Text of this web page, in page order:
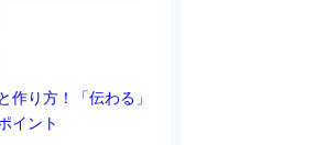
作り方！「伝わる」
イント